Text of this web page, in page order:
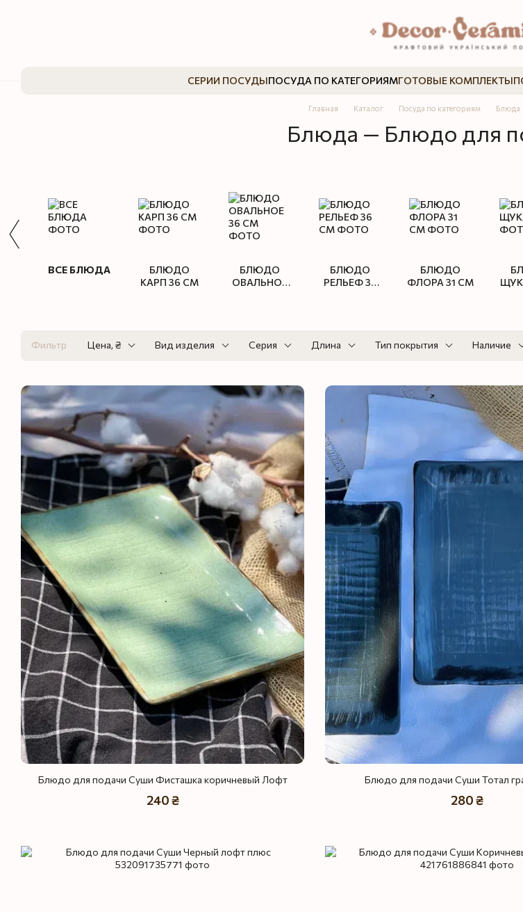
СЕРИИ ПОСУДЫПОСУДА ПО КАТЕГОРИЯМГОТОВЫЕ КОМПЛЕКТЫ
Главная Каталог Посуда по категориям Блюда
Блюда — Блюдо для
ВСЕ БЛЮДА
БЛЮДО
КАРП 36 СМ
БЛЮДО
ОВАЛЬНОЕ
БЛЮДО
РЕЛЬЕФ 36
БЛЮДО
ФЛОРА 31 СМ
Фильтр Цена, ₴ Вид изделия Серия Длина Тип покрытия Наличие
Блюдо для подачи Суши Фисташка коричневый Лофт
240 ₴
Блюдо для подачи Суши Тотал
280 ₴